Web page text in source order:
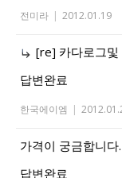
전미라 | 2012.01.19
[re] 카다로그및
답변완료
한국에이엠 |
가격이 궁금합니다.
답변완료